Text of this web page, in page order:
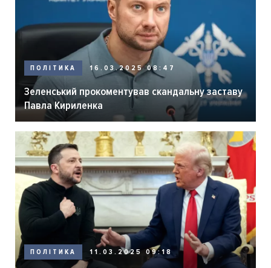
ПОЛІТИКА 16.03.2025 08:47
Зеленський прокоментував скандальну заставу
Павла Кириленка
ПОЛІТИКА 11.03.2025 09:18